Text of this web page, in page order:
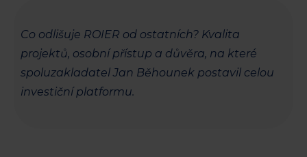
Co odlišuje ROIER od ostatních? Kvalita
projektů, osobní přístup a důvěra, na které
spoluzakladatel Jan Běhounek postavil celou
investiční platformu.